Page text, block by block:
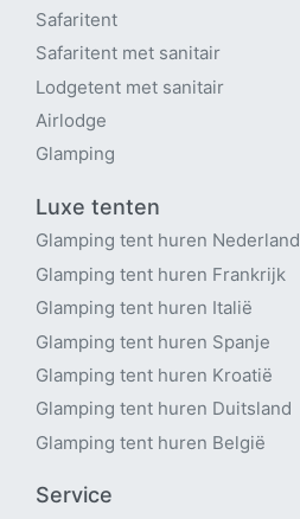
Safaritent
Safaritent met sanitair
Lodgetent met sanitair
Airlodge
Glamping
Luxe tenten
Glamping tent huren Nederland
Glamping tent huren Frankrijk
Glamping tent huren Italië
Glamping tent huren Spanje
Glamping tent huren Kroatië
Glamping tent huren Duitsland
Glamping tent huren België
Service